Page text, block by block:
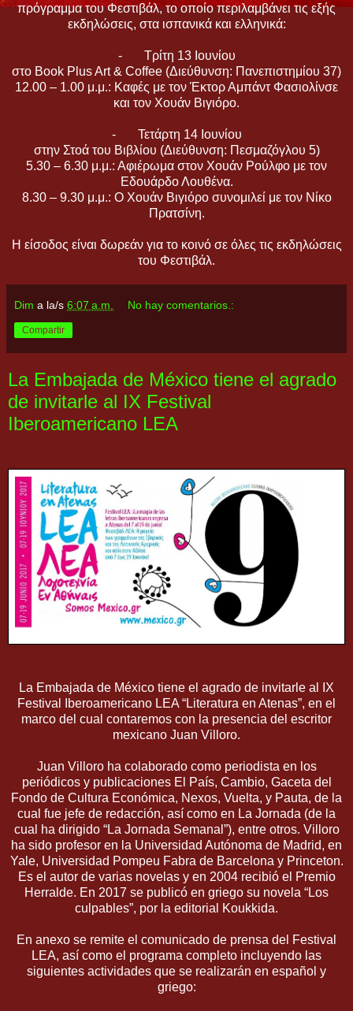
πρόγραμμα του Φεστιβάλ, το οποίο περιλαμβάνει τις εξής
εκδηλώσεις, στα ισπανικά και ελληνικά:
- Τρίτη 13 Ιουνίου
στο Book Plus Art & Coffee (Διεύθυνση: Πανεπιστημίου 37)
12.00 – 1.00 μ.μ.: Καφές με τον Έκτορ Αμπάντ Φασιολίνσε
και τον Χουάν Βιγιόρο.
- Τετάρτη 14 Ιουνίου
στην Στοά του Βιβλίου (Διεύθυνση: Πεσμαζόγλου 5)
5.30 – 6.30 μ.μ.: Αφιέρωμα στον Χουάν Ρούλφο με τον
Εδουάρδο Λουθένα.
8.30 – 9.30 μ.μ.: Ο Χουάν Βιγιόρο συνομιλεί με τον Νίκο
Πρατσίνη.
Η είσοδος είναι δωρεάν για το κοινό σε όλες τις εκδηλώσεις
του Φεστιβάλ.
Dim a la/s 6:07 a.m. No hay comentarios.:
Compartir
La Embajada de México tiene el agrado
de invitarle al IX Festival
Iberoamericano LEA
La Embajada de México tiene el agrado de invitarle al IX
Festival Iberoamericano LEA “Literatura en Atenas”, en el
marco del cual contaremos con la presencia del escritor
mexicano Juan Villoro.
Juan Villoro ha colaborado como periodista en los
periódicos y publicaciones El País, Cambio, Gaceta del
Fondo de Cultura Económica, Nexos, Vuelta, y Pauta, de la
cual fue jefe de redacción, así como en La Jornada (de la
cual ha dirigido “La Jornada Semanal”), entre otros. Villoro
ha sido profesor en la Universidad Autónoma de Madrid, en
Yale, Universidad Pompeu Fabra de Barcelona y Princeton.
Es el autor de varias novelas y en 2004 recibió el Premio
Herralde. En 2017 se publicó en griego su novela “Los
culpables”, por la editorial Koukkida.
En anexo se remite el comunicado de prensa del Festival
LEA, así como el programa completo incluyendo las
siguientes actividades que se realizarán en español y
griego: